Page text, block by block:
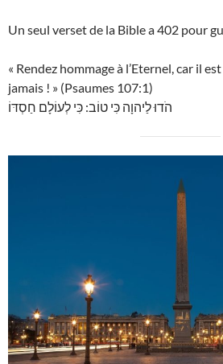
Un seul verset de la Bible a 402 pour
« Rendez hommage à l’Eternel, car il
jamais ! » (Psaumes 107:1)
הֹדוּ לַיהוָה כִּי טוֹב: כִּי לְעוֹלָם חַסְדּוֹ